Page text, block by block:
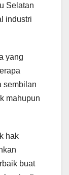
Selatan
industri
yang
sembilan
mahupun
hak
buat